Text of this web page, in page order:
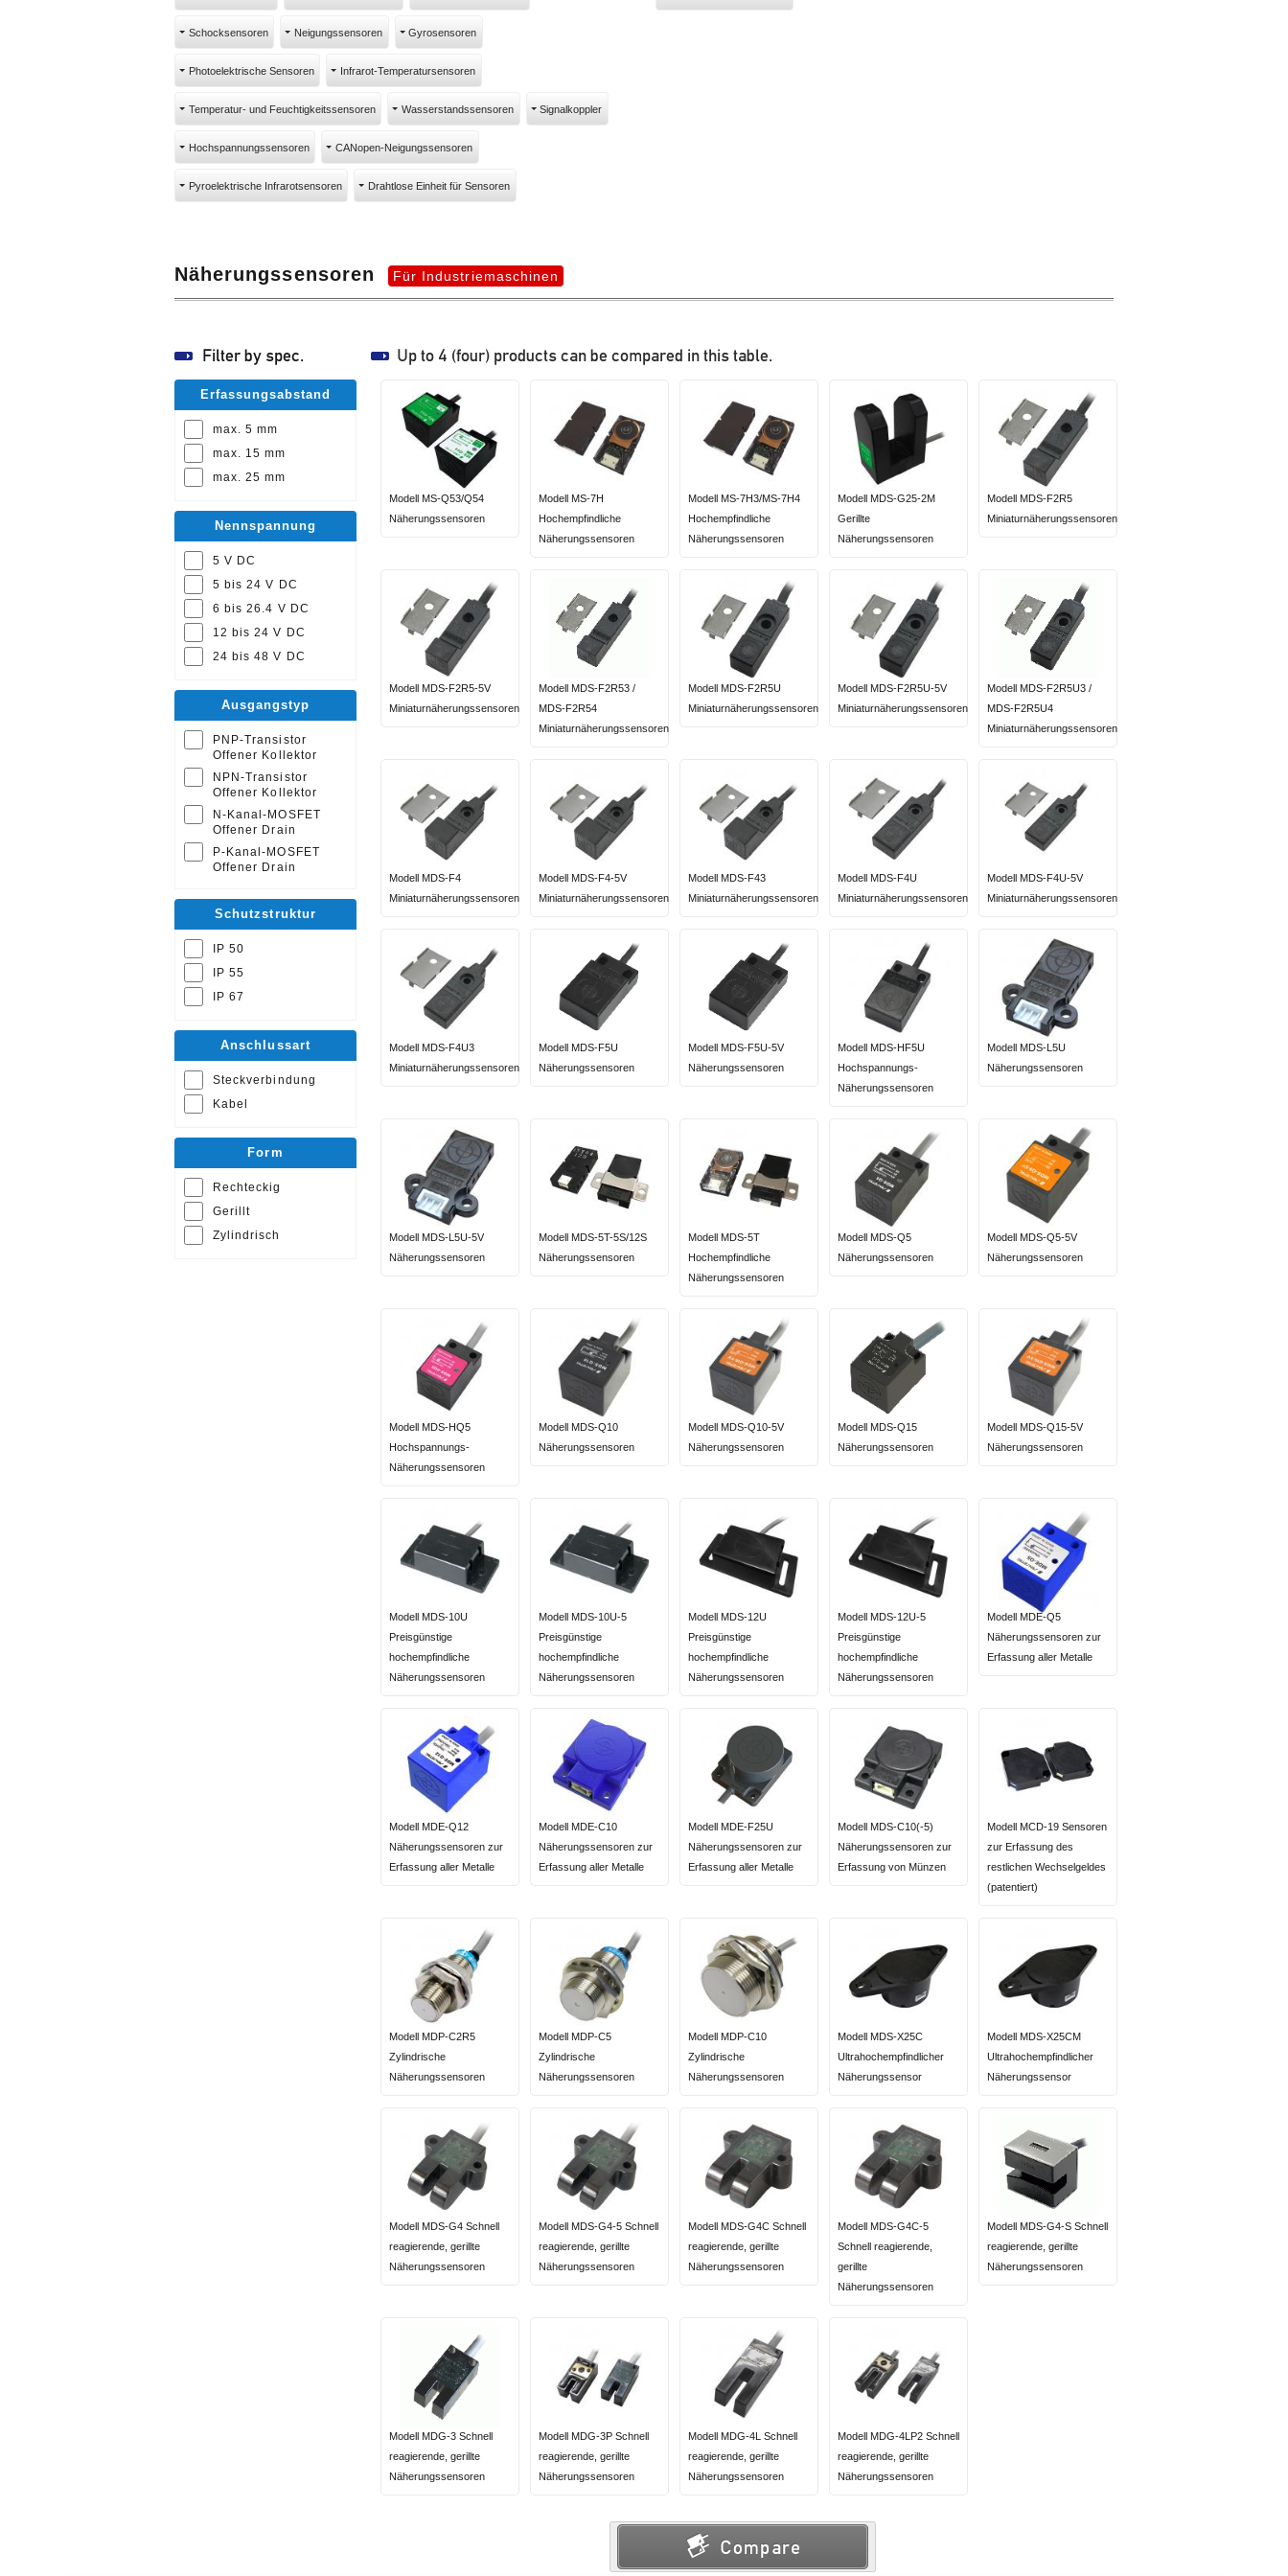
Schocksensoren Neigungssensoren Gyrosensoren
Photoelektrische Sensoren Infrarot-Temperatursensoren
Temperatur- und Feuchtigkeitssensoren Wasserstandssensoren Signalkoppler
Hochspannungssensoren CANopen-Neigungssensoren
Pyroelektrische Infrarotsensoren Drahtlose Einheit für Sensoren
Näherungssensoren Für Industriemaschinen
Erfassungsabstand
max. 5 mm
max. 15 mm
max. 25 mm
Nennspannung
5 V DC
5 bis 24 V DC
6 bis 26.4 V DC
12 bis 24 V DC
24 bis 48 V DC
Ausgangstyp
PNP-Transistor
Offener Kollektor
NPN-Transistor
Offener Kollektor
N-Kanal-MOSFET
Offener Drain
P-Kanal-MOSFET
Offener Drain
Schutzstruktur
IP 50
IP 55
IP 67
Anschlussart
Steckverbindung
Kabel
Form
Rechteckig
Gerillt
Zylindrisch
Modell MS-Q53/Q54
Näherungssensoren
Modell MS-7H
Hochempfindliche
Näherungssensoren
Modell MS-7H3/MS-7H4
Hochempfindliche
Näherungssensoren
Modell MDS-G25-2M
Gerillte
Näherungssensoren
Modell MDS-F2R5
Miniaturnäherungssensoren
Modell MDS-F2R5-5V
Miniaturnäherungssensoren
Modell MDS-F2R53 /
MDS-F2R54
Miniaturnäherungssensoren
Modell MDS-F2R5U
Miniaturnäherungssensoren
Modell MDS-F2R5U-5V
Miniaturnäherungssensoren
Modell MDS-F2R5U3 /
MDS-F2R5U4
Miniaturnäherungssensoren
Modell MDS-F4
Miniaturnäherungssensoren
Modell MDS-F4-5V
Miniaturnäherungssensoren
Modell MDS-F43
Miniaturnäherungssensoren
Modell MDS-F4U
Miniaturnäherungssensoren
Modell MDS-F4U-5V
Miniaturnäherungssensoren
Modell MDS-F4U3
Miniaturnäherungssensoren
Modell MDS-F5U
Näherungssensoren
Modell MDS-F5U-5V
Näherungssensoren
Modell MDS-HF5U
Hochspannungs-
Näherungssensoren
Modell MDS-L5U
Näherungssensoren
Modell MDS-L5U-5V
Näherungssensoren
Modell MDS-5T-5S/12S
Näherungssensoren
Modell MDS-5T
Hochempfindliche
Näherungssensoren
Modell MDS-Q5
Näherungssensoren
Modell MDS-Q5-5V
Näherungssensoren
Modell MDS-HQ5
Hochspannungs-
Näherungssensoren
Modell MDS-Q10
Näherungssensoren
Modell MDS-Q10-5V
Näherungssensoren
Modell MDS-Q15
Näherungssensoren
Modell MDS-Q15-5V
Näherungssensoren
Modell MDS-10U
Preisgünstige
hochempfindliche
Näherungssensoren
Modell MDS-10U-5
Preisgünstige
hochempfindliche
Näherungssensoren
Modell MDS-12U
Preisgünstige
hochempfindliche
Näherungssensoren
Modell MDS-12U-5
Preisgünstige
hochempfindliche
Näherungssensoren
Modell MDE-Q5
Näherungssensoren zur
Erfassung aller Metalle
Modell MDE-Q12
Näherungssensoren zur
Erfassung aller Metalle
Modell MDE-C10
Näherungssensoren zur
Erfassung aller Metalle
Modell MDE-F25U
Näherungssensoren zur
Erfassung aller Metalle
Modell MDS-C10(-5)
Näherungssensoren zur
Erfassung von Münzen
Modell MCD-19 Sensoren
zur Erfassung des
restlichen Wechselgeldes
(patentiert)
Modell MDP-C2R5
Zylindrische
Näherungssensoren
Modell MDP-C5
Zylindrische
Näherungssensoren
Modell MDP-C10
Zylindrische
Näherungssensoren
Modell MDS-X25C
Ultrahochempfindlicher
Näherungssensor
Modell MDS-X25CM
Ultrahochempfindlicher
Näherungssensor
Modell MDS-G4 Schnell
reagierende, gerillte
Näherungssensoren
Modell MDS-G4-5 Schnell
reagierende, gerillte
Näherungssensoren
Modell MDS-G4C Schnell
reagierende, gerillte
Näherungssensoren
Modell MDS-G4C-5
Schnell reagierende,
gerillte
Näherungssensoren
Modell MDS-G4-S Schnell
reagierende, gerillte
Näherungssensoren
Modell MDG-3 Schnell
reagierende, gerillte
Näherungssensoren
Modell MDG-3P Schnell
reagierende, gerillte
Näherungssensoren
Modell MDG-4L Schnell
reagierende, gerillte
Näherungssensoren
Modell MDG-4LP2 Schnell
reagierende, gerillte
Näherungssensoren